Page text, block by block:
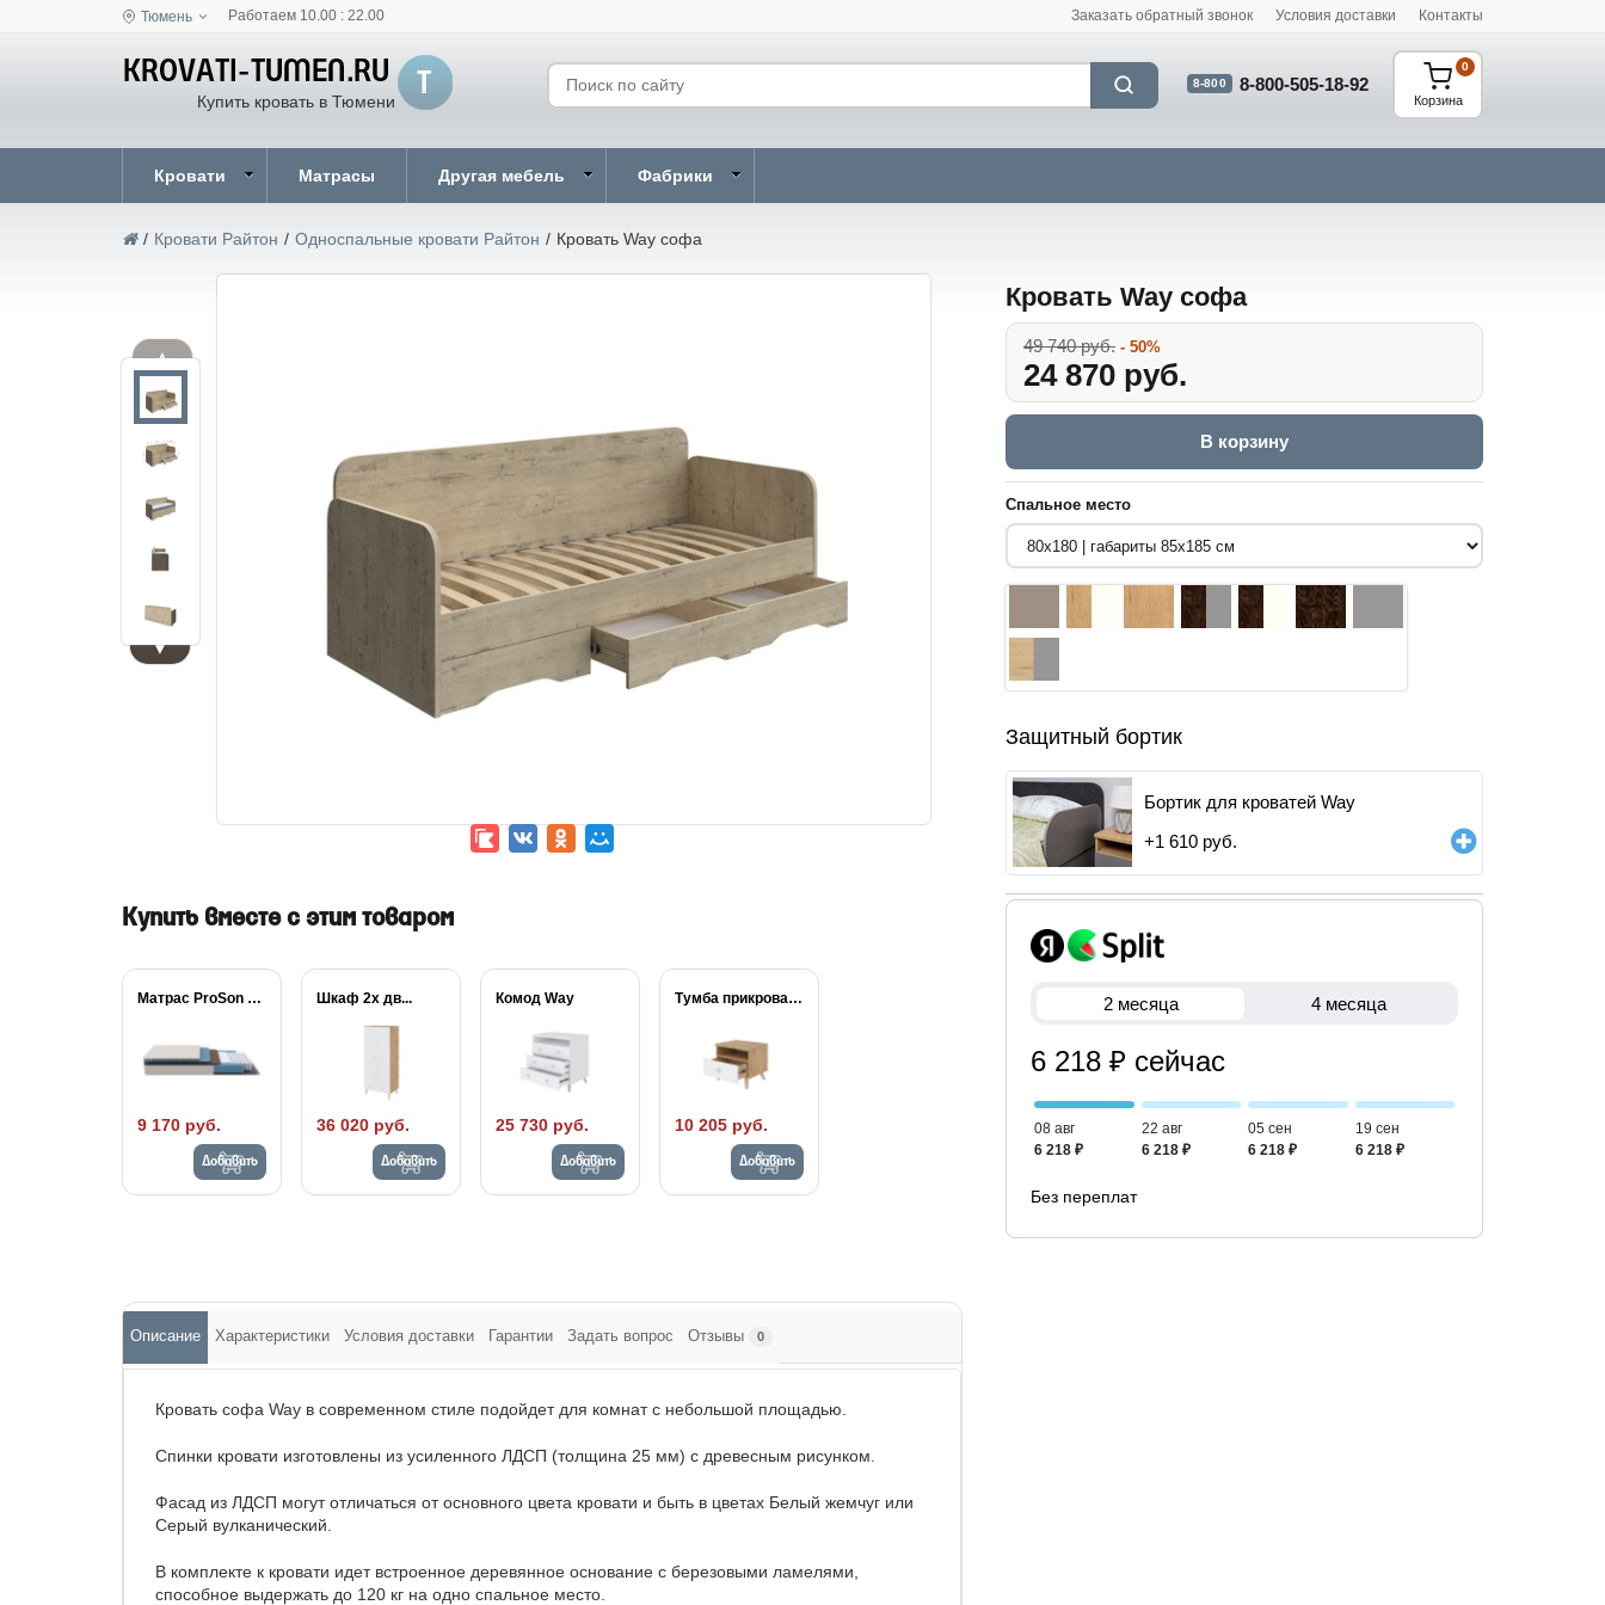
Тюмень Работаем 10.00 : 22.00 Заказать обратный звонок Условия доставки Контакты
Купить кровать в Тюмени
8-800 8-800-505-18-92
Корзина
0
Кровати Матрасы Другая мебель Фабрики
/ Кровати Райтон / Односпальные кровати Райтон / Кровать Way софа
▲
▼
Кровать Way софа
49 740 руб. - 50%
24 870 руб.
В корзину
Спальное место
Защитный бортик
Бортик для кроватей Way
+1 610 руб.
2 месяца 4 месяца
6 218 ₽ сейчас
08 авг
6 218 ₽
22 авг
6 218 ₽
05 сен
6 218 ₽
19 сен
6 218 ₽
Без переплат
Купить вместе с этим товаром
Матрас ProSon FIRST...
9 170 руб.
Добавить
Шкаф 2х дв...
36 020 руб.
Добавить
Комод Way
25 730 руб.
Добавить
Тумба прикроватная Way
10 205 руб.
Добавить
Описание Характеристики Условия доставки Гарантии Задать вопрос Отзывы 0
Кровать софа Way в современном стиле подойдет для комнат с небольшой площадью.
Спинки кровати изготовлены из усиленного ЛДСП (толщина 25 мм) с древесным рисунком.
Фасад из ЛДСП могут отличаться от основного цвета кровати и быть в цветах Белый жемчуг или
Серый вулканический.
В комплекте к кровати идет встроенное деревянное основание с березовыми ламелями,
способное выдержать до 120 кг на одно спальное место.